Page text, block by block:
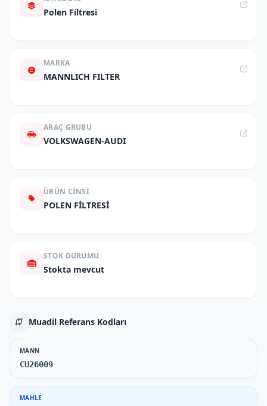
Polen Filtresi
MARKA
MANNLICH FILTER
ARAÇ GRUBU
VOLKSWAGEN-AUDI
ÜRÜN CINSI
POLEN FİLTRESİ
STOK DURUMU
Stokta mevcut
Muadil Referans Kodları
MANN
CU26009
MAHLE